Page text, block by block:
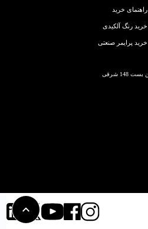
راهنمای خرید
خرید رنگ آلکیدی
خرید پرایمر صنعتی